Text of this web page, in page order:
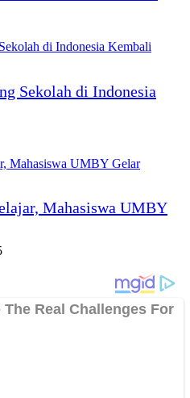
Sekolah di Indonesia
Mahasiswa UMBY